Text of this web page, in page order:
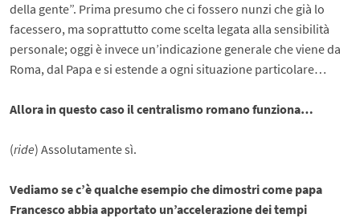
della gente”. Prima presumo che ci fossero nunzi che già lo
facessero, ma soprattutto come scelta legata alla sensibilità
personale; oggi è invece un’indicazione generale che viene da
Roma, dal Papa e si estende a ogni situazione particolare…
Allora in questo caso il centralismo romano funziona…
(ride) Assolutamente sì.
Vediamo se c’è qualche esempio che dimostri come papa
Francesco abbia apportato un’accelerazione dei tempi